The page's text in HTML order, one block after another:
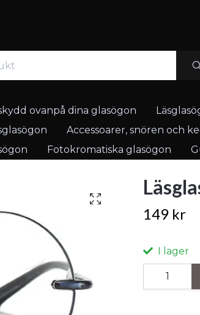
ovanpå dina glasögon
Accessoarer, snören och
Fotokromatiska glasögon
149 kr
I lager